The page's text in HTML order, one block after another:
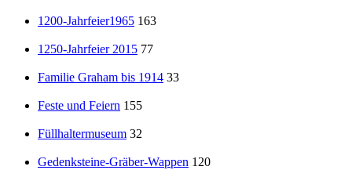
1200-Jahrfeier1965 163
1250-Jahrfeier 2015 77
Familie Graham bis 1914 33
Feste und Feiern 155
Füllhaltermuseum 32
Gedenksteine-Gräber-Wappen 120